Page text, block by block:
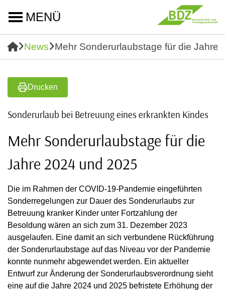
MENÜ
News Mehr Sonderurlaubstage für die Jahre
Drucken
Sonderurlaub bei Betreuung eines erkrankten Kindes
Mehr Sonderurlaubstage für die
Jahre 2024 und 2025
Die im Rahmen der COVID-19-Pandemie eingeführten
Sonderregelungen zur Dauer des Sonderurlaubs zur
Betreuung kranker Kinder unter Fortzahlung der
Besoldung wären an sich zum 31. Dezember 2023
ausgelaufen. Eine damit an sich verbundene Rückführung
der Sonderurlaubstage auf das Niveau vor der Pandemie
konnte nunmehr abgewendet werden. Ein aktueller
Entwurf zur Änderung der Sonderurlaubsverordnung sieht
eine auf die Jahre 2024 und 2025 befristete Erhöhung der